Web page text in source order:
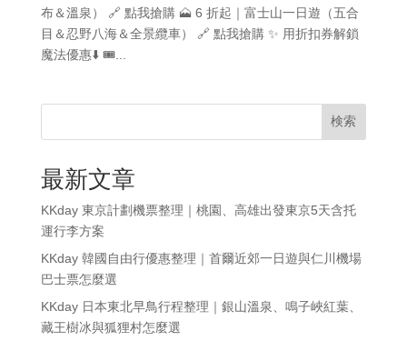
布＆溫泉） 🔗 點我搶購 🗻 6 折起｜富士山一日遊（五合
目＆忍野八海＆全景纜車） 🔗 點我搶購 ✨ 用折扣券解鎖
魔法優惠⬇️ 🎟️...
検索
最新文章
KKday 東京計劃機票整理｜桃園、高雄出發東京5天含托
運行李方案
KKday 韓國自由行優惠整理｜首爾近郊一日遊與仁川機場
巴士票怎麼選
KKday 日本東北早鳥行程整理｜銀山溫泉、鳴子峽紅葉、
藏王樹冰與狐狸村怎麼選